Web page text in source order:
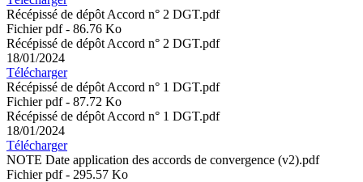
Récépissé de dépôt Accord n° 2 DGT.pdf
Fichier pdf - 86.76 Ko
Récépissé de dépôt Accord n° 2 DGT.pdf
18/01/2024
Télécharger
Récépissé de dépôt Accord n° 1 DGT.pdf
Fichier pdf - 87.72 Ko
Récépissé de dépôt Accord n° 1 DGT.pdf
18/01/2024
Télécharger
NOTE Date application des accords de convergence (v2).pdf
Fichier pdf - 295.57 Ko